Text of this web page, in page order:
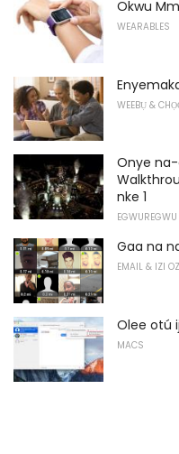
Okwu
WEARABLES
WEEBỤ &
Onye
nke 1
EGWUREGWU
Gaa na
EMAIL & IZI
Olee otú
MACS